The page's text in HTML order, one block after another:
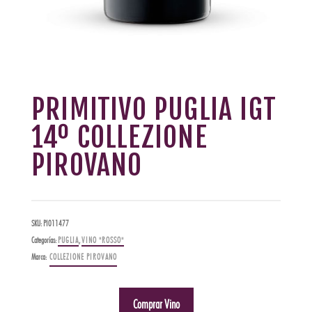
PRIMITIVO PUGLIA IGT
14º COLLEZIONE
PIROVANO
SKU: PI011477
Categorías: PUGLIA,VINO "ROSSO"
Marca: COLLEZIONE PIROVANO
Comprar Vino